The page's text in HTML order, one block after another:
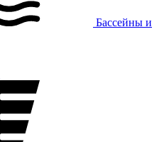
Бассейны и